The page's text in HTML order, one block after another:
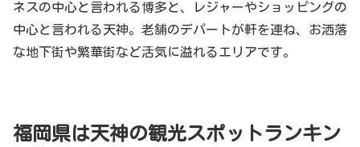
ネスの中心と言われる博多と、レジャーやショッピングの
中心と言われる天神。老舗のデパートが軒を連ね、お洒落
な地下街や繁華街など活気に溢れるエリアです。
福岡県は天神の観光スポットランキン